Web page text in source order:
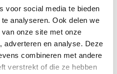
voor social media te bieden
analyseren. Ook delen we
onze site met onze
adverteren en analyse. Deze
combineren met andere
verstrekt of die ze hebben